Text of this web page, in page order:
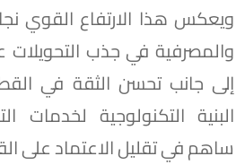
ويعكس هذا الارتفاع القوي
والمصرفية في جذب التحويلات
إلى جانب تحسن الثقة في
البنية التكنولوجية لخدمات
ساهم في تقليل الاعتماد على